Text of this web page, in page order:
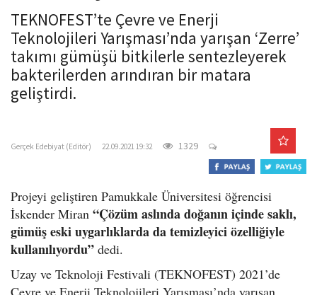
t
i
o
n
TEKNOFEST’te Çevre ve Enerji
Teknolojileri Yarışması’nda yarışan ‘Zerre’
takımı gümüşü bitkilerle sentezleyerek
bakterilerden arındıran bir matara
geliştirdi.
Gerçek Edebiyat (Editör) 22.09.2021 19:32 1329
Projeyi geliştiren Pamukkale Üniversitesi öğrencisi
İskender Miran “Çözüm aslında doğanın içinde saklı,
gümüş eski uygarlıklarda da temizleyici özelliğiyle
kullanılıyordu” dedi.
Uzay ve Teknoloji Festivali (TEKNOFEST) 2021’de
Çevre ve Enerji Teknolojileri Yarışması’nda yarışan,